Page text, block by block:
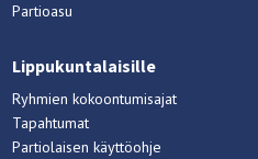
Partioasu
Lippukuntalaisille
Ryhmien kokoontumisajat
Tapahtumat
Partiolaisen käyttöohje